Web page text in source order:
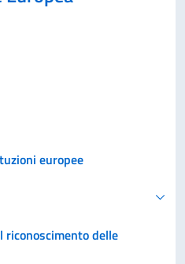
europee
riconoscimento delle